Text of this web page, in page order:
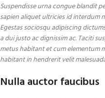
Suspendisse urna congue blandit
sapien aliquet ultricies id interdum
Egestas sociosqu adipiscing
a dui justo ac dignissim ac. Taciti
metus habitant et cum elementum
habitant in hendrerit velit
Nulla auctor faucibus